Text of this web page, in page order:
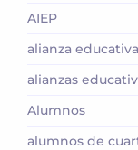
AIEP
alianza educativa
alianzas
Alumnos
alumnos de